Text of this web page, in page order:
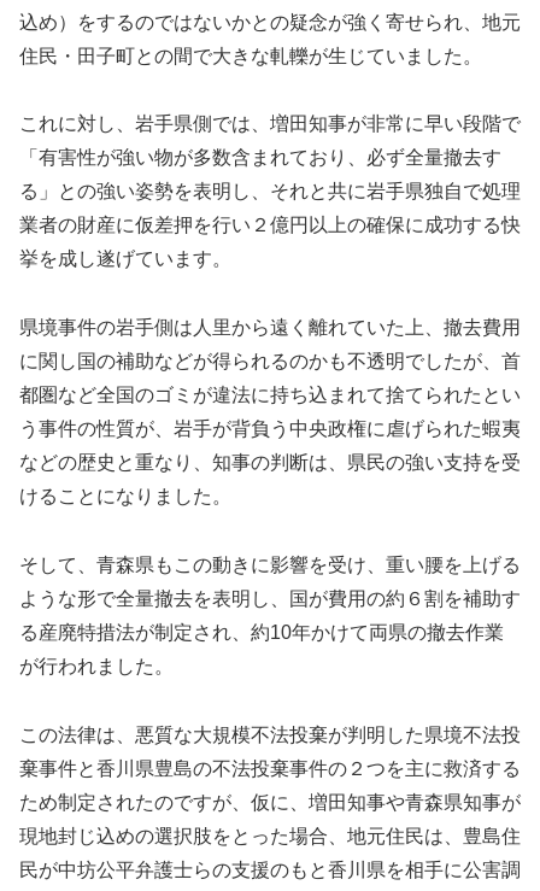
込め）をするのではないかとの疑念が強く寄せられ、地元
住民・田子町との間で大きな軋轢が生じていました。
これに対し、岩手県側では、増田知事が非常に早い段階で
「有害性が強い物が多数含まれており、必ず全量撤去す
る」との強い姿勢を表明し、それと共に岩手県独自で処理
業者の財産に仮差押を行い２億円以上の確保に成功する快
挙を成し遂げています。
県境事件の岩手側は人里から遠く離れていた上、撤去費用
に関し国の補助などが得られるのかも不透明でしたが、首
都圏など全国のゴミが違法に持ち込まれて捨てられたとい
う事件の性質が、岩手が背負う中央政権に虐げられた蝦夷
などの歴史と重なり、知事の判断は、県民の強い支持を受
けることになりました。
そして、青森県もこの動きに影響を受け、重い腰を上げる
ような形で全量撤去を表明し、国が費用の約６割を補助す
る産廃特措法が制定され、約10年かけて両県の撤去作業
が行われました。
この法律は、悪質な大規模不法投棄が判明した県境不法投
棄事件と香川県豊島の不法投棄事件の２つを主に救済する
ため制定されたのですが、仮に、増田知事や青森県知事が
現地封じ込めの選択肢をとった場合、地元住民は、豊島住
民が中坊公平弁護士らの支援のもと香川県を相手に公害調